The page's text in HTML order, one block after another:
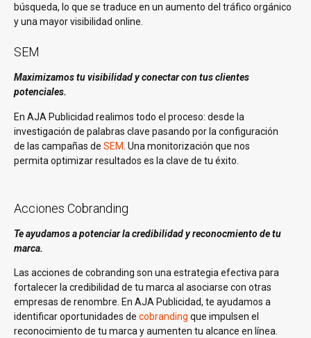
búsqueda, lo que se traduce en un aumento del tráfico orgánico
y una mayor visibilidad online.
SEM
Maximizamos tu visibilidad y conectar con tus clientes
potenciales.
En AJA Publicidad realimos todo el proceso: desde la
investigación de palabras clave pasando por la configuración
de las campañas de SEM . Una monitorización que nos
permita optimizar resultados es la clave de tu éxito.
Acciones Cobranding
Te ayudamos a potenciar la credibilidad y reconocmiento de tu
marca.
Las acciones de cobranding son una estrategia efectiva para
fortalecer la credibilidad de tu marca al asociarse con otras
empresas de renombre. En AJA Publicidad, te ayudamos a
identificar oportunidades de cobranding que impulsen el
reconocimiento de tu marca y aumenten tu alcance en línea.